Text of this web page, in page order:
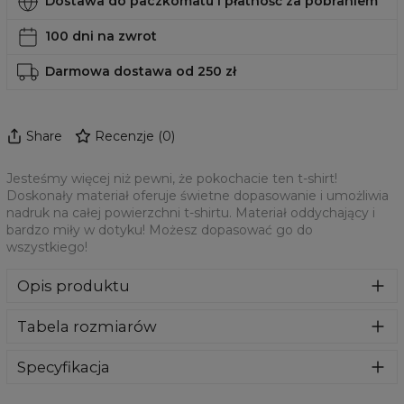
100 dni na zwrot
Darmowa dostawa od 250 zł
Share Recenzje (0)
Jesteśmy więcej niż pewni, że pokochacie ten t-shirt!
Doskonały materiał oferuje świetne dopasowanie i umożliwia
nadruk na całej powierzchni t-shirtu. Materiał oddychający i
bardzo miły w dotyku! Możesz dopasować go do
wszystkiego!
Opis produktu
luźną, wydłużoną formę i przedłużone rękawy. Ten model
Oversizowe t-shirty to najlepszy wybór dla każdego, w
Tabela rozmiarów
Specyfikacja